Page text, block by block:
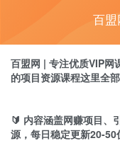
卡会员免费 永久会员
百
百盟网 | 专注优质VIP网
的项目资源课程这里全
🔰 内容涵盖网赚项目、
源，每日稳定更新20-50